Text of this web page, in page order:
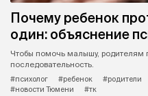
Почему ребенок
один: объяснение
Чтобы помочь малышу, родителям
последовательность.
#психолог
#ребенок #родители
#новости Тюмени
#тк